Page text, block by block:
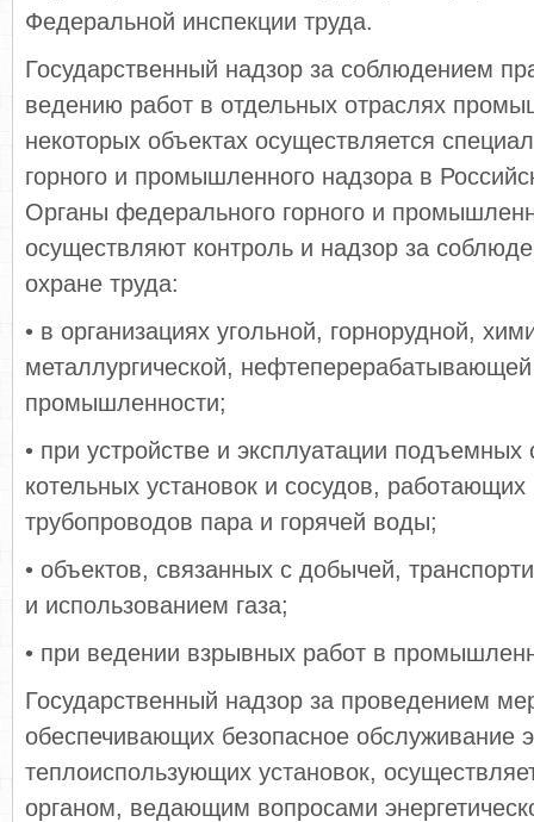
Федеральной инспекции труда.
Государственный надзор за соблюдением
ведению работ в отдельных отраслях
некоторых объектах осуществляется
горного и промышленного надзора в
Органы федерального горного и
осуществляют контроль и надзор за
охране труда:
• в организациях угольной, горнорудной,
металлургической,
промышленности;
• при устройстве и эксплуатации подъемных
котельных установок и сосудов,
трубопроводов пара и горячей воды;
• объектов, связанных с добычей,
и использованием газа;
• при ведении взрывных работ в
Государственный надзор за проведением
обеспечивающих безопасное обслуживание
теплоиспользующих установок,
органом, ведающим вопросами